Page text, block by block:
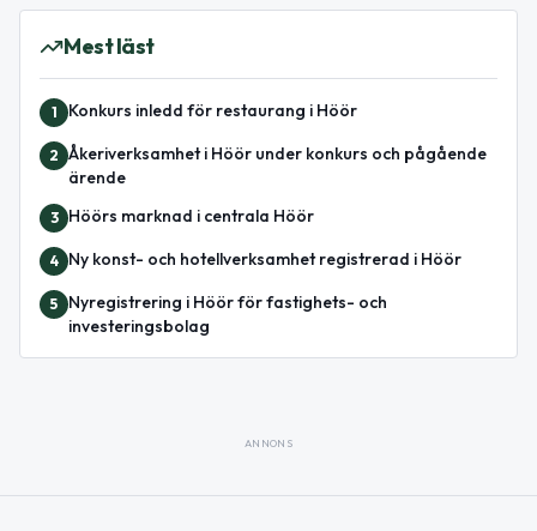
Mest läst
1 Konkurs inledd för restaurang i Höör
2 Åkeriverksamhet i Höör under konkurs och pågående
ärende
3 Höörs marknad i centrala Höör
4 Ny konst- och hotellverksamhet registrerad i Höör
5
Nyregistrering i Höör för fastighets- och
investeringsbolag
ANNONS